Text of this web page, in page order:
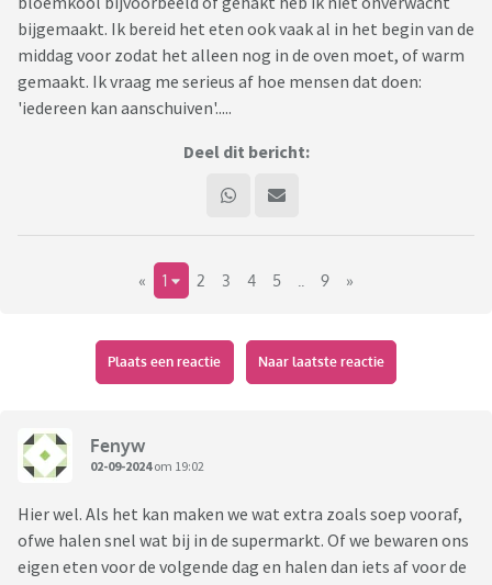
bijgemaakt. Ik bereid het eten ook vaak al in het begin van de
middag voor zodat het alleen nog in de oven moet, of warm
gemaakt. Ik vraag me serieus af hoe mensen dat doen:
'iedereen kan aanschuiven'.....
Deel dit bericht:
« 1 2 3 4 5 9 »
Plaats een reactie Naar laatste reactie
Fenyw
02-09-2024om 19:02
Hier wel. Als het kan maken we wat extra zoals soep vooraf,
ofwe halen snel wat bij in de supermarkt. Of we bewaren ons
eigen eten voor de volgende dag en halen dan iets af voor de